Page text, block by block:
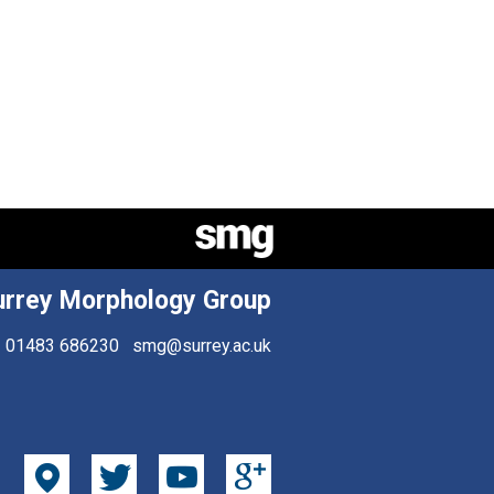
Morphology Group
01483 686230 smg@surrey.ac.uk